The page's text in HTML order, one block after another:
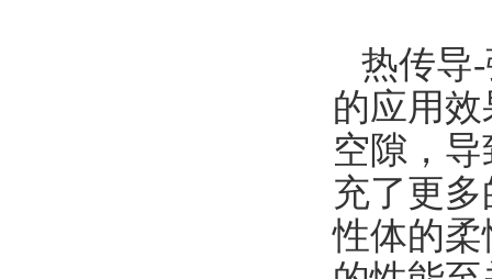
热传导
的应用
空隙，
充了更
性体的